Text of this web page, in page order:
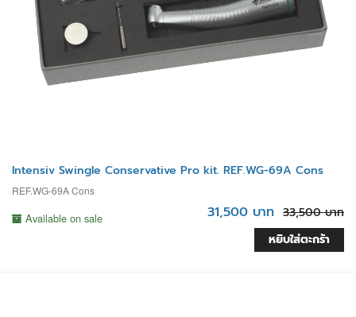
Intensiv Swingle Conservative Pro kit. REF.WG-69A Cons
REF.WG-69A Cons
Available on sale 31,500 บาท 33,500 บาท
หยิบใส่ตะกร้า